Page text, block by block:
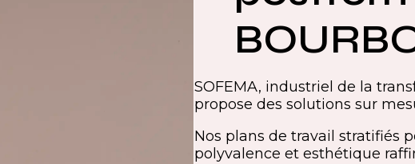
SOFEMA, industriel de la
propose des solutions sur
Nos plans de travail stratifiés
polyvalence et esthétique